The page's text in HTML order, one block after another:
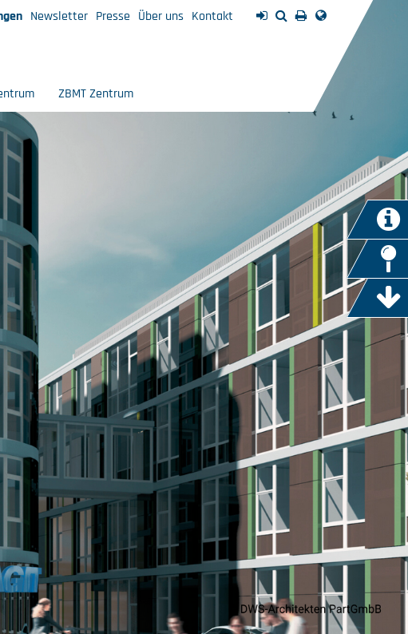
Newsletter Presse Über uns Kontakt
ZBMT Zentrum